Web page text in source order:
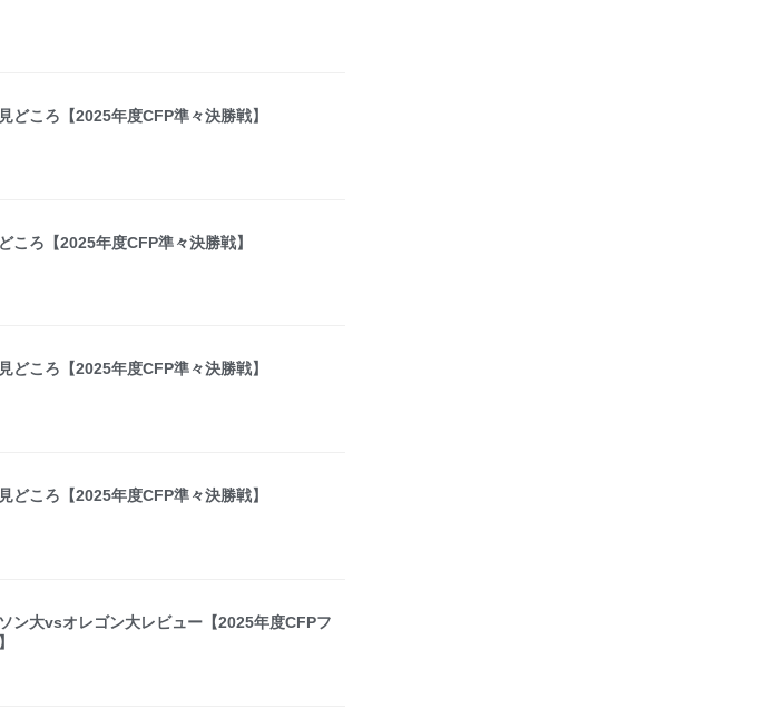
どころ【2025年度CFP準々決勝戦】
ころ【2025年度CFP準々決勝戦】
どころ【2025年度CFP準々決勝戦】
どころ【2025年度CFP準々決勝戦】
ン大vsオレゴン大レビュー【2025年度CFPフ